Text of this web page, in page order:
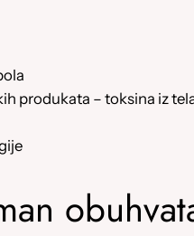
produkata – toksina iz